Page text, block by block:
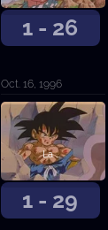
1 - 26
Oct. 16, 1996
1 - 29
La gran derrota